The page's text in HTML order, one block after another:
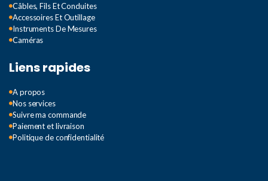
Câbles, Fils Et Conduites
Accessoires Et Outillage
Instruments De Mesures
Caméras
Liens rapides
A propos
Nos services
Suivre ma commande
Paiement et livraison
Politique de confidentialité